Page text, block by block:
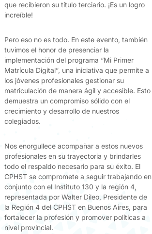
que recibieron su título terciario. ¡Es un logro
increíble!
Pero eso no es todo. En este evento, también
tuvimos el honor de presenciar la
implementación del programa “Mi Primer
Matrícula Digital”, una iniciativa que permite a
los jóvenes profesionales gestionar su
matriculación de manera ágil y accesible. Esto
demuestra un compromiso sólido con el
crecimiento y desarrollo de nuestros
colegiados.
Nos enorgullece acompañar a estos nuevos
profesionales en su trayectoria y brindarles
todo el respaldo necesario para su éxito. El
CPHST se compromete a seguir trabajando en
conjunto con el Instituto 130 y la región 4,
representada por Walter Dileo, Presidente de
la Región 4 del CPHST en Buenos Aires, para
fortalecer la profesión y promover políticas a
nivel provincial.